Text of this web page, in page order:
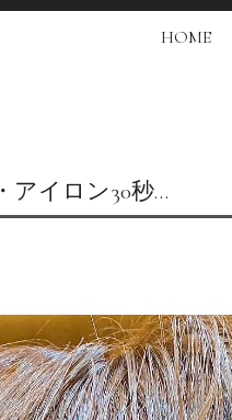
HOME
・アイロン30秒…